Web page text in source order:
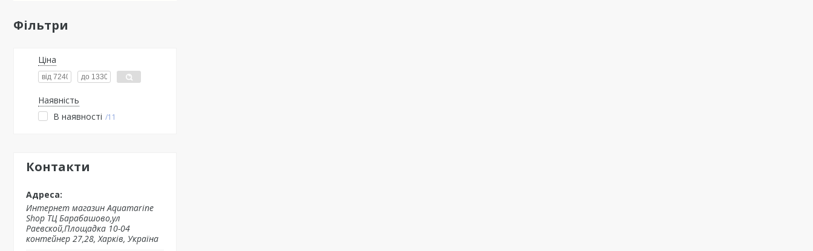
Фільтри
Ціна
Наявність
В наявності
11
Контакти
Интернет магазин Aquamarine
Shop ТЦ Барабашово,ул
Раевской,Площадка 10-04
контейнер 27,28, Харків, Україна